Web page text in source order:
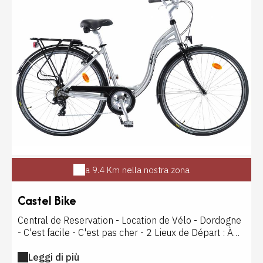
demandez Roger Crouzel, c'est un peu le pape du foie
gras et il vous conseillera comme personne pour
choisir et cuisiner les meilleurs lobes. Sans oublier la
truffe ! Repérée grâce au flair aiguisé d'un chien ou
d'un cochon truffier, le champignon fait la fierté des
sarladais. Destiné aux particuliers, le marché aux
truffes fraîches, organisé par le Groupement des
Trufficulteurs du Périgord Noir, a lieu tous les samedis
matin de décembre à la mi-mars. Vendu sous le
contrôle de spécialistes, le kg de diamant noir peut
atteindre les 1200 euros.
a 9.4 Km nella nostra zona
Castel Bike
Central de Reservation - Location de Vélo - Dordogne
- C'est facile - C'est pas cher - 2 Lieux de Départ : À
parcours route et chemin À Carsac pour la Voie Verte
Leggi di più